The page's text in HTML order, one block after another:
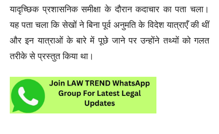
यादृच्छिक प्रशासनिक समीक्षा के दौरान कदाचार का पता चला।
यह पता चला कि सेखों ने बिना पूर्व अनुमति के विदेश यात्राएँ की थीं
और इन यात्राओं के बारे में पूछे जाने पर उन्होंने तथ्यों को गलत
तरीके से प्रस्तुत किया था।